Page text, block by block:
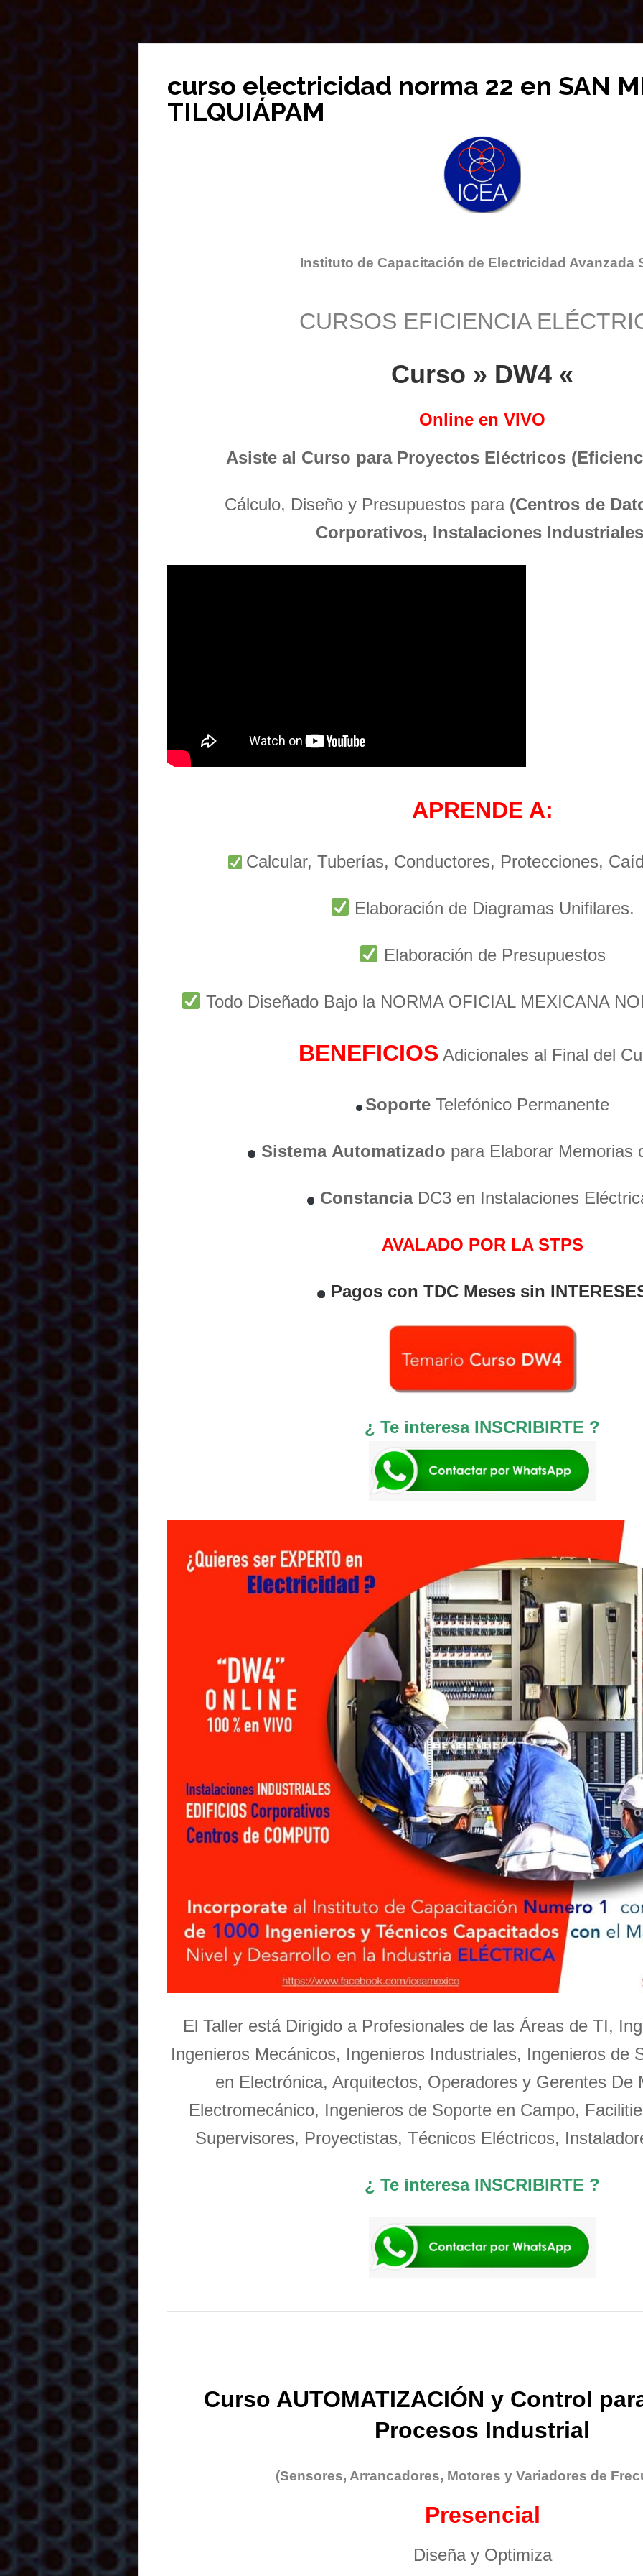
curso electricidad norma 22 en SAN
TILQUIÁPAM
Instituto de Capacitación de Electricidad Avanzada
CURSOS EFICIENCIA
Curso » DW4 «
Online en VIVO
Asiste al Curso para Proyectos Eléctricos
Cálculo, Diseño y Presupuestos para (Centros de
Corporativos, Instalaciones
APRENDE A:
Calcular, Tuberías, Conductores, Protecciones,
Elaboración de Diagramas Unifilares.
Elaboración de Presupuestos
Todo Diseñado Bajo la NORMA OFICIAL MEXICANA
BENEFICIOS Adicionales al Final del
Soporte Telefónico Permanente
Sistema Automatizado para Elaborar Memorias
ConstanciaDC3 en Instalaciones
AVALADO POR LA STPS
Pagos con TDC Meses sin
¿ Te interesa INSCRIBIRTE ?
El Taller está Dirigido a Profesionales de las Áreas de TI,
Ingenieros Mecánicos, Ingenieros Industriales, Ingenieros de
en Electrónica, Arquitectos, Operadores y Gerentes De
Electromecánico, Ingenieros de Soporte en Campo,
Supervisores, Proyectistas, Técnicos Eléctricos,
¿ Te interesa INSCRIBIRTE ?
Curso AUTOMATIZACIÓN y Control
Procesos Industrial
(Sensores, Arrancadores, Motores y Variadores de
Presencial
Diseña y Optimiza